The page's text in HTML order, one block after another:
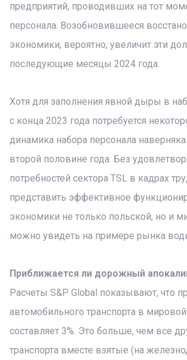
предприятий, проводивших на тот
персонала. Возобновившееся
экономики, вероятно, увеличит эти
последующие месяцы 2024 года.
Хотя для заполнения явной дыры в
с конца 2023 года потребуется
динамика набора персонала
второй половине года. Без
потребностей сектора TSL в кадрах
представить эффективное
экономики не только польской, но и
можно увидеть на примере рынка
Приближается ли дорожный
Расчеты S&P Global показывают, что
автомобильного транспорта в
составляет 3%. Это больше, чем все
транспорта вместе взятые (на